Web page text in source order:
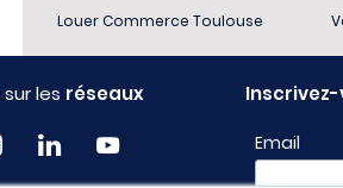
Louer Commerce Toulouse
sur les réseaux
Email